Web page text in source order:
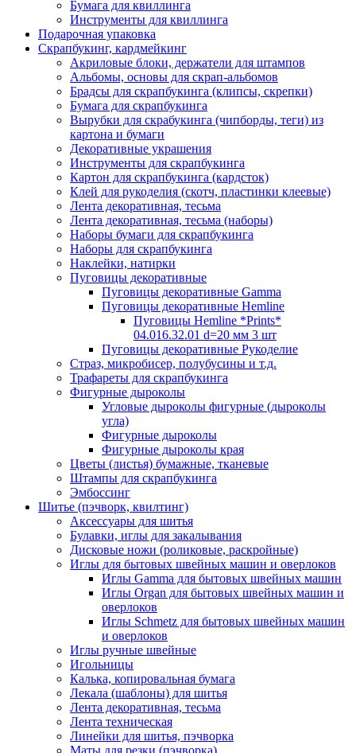
Бумага для квиллинга
Инструменты для квиллинга
Подарочная упаковка
Скрапбукинг, кардмейкинг
Акриловые блоки, держатели для штампов
Альбомы, основы для скрап-альбомов
Брадсы для скрапбукинга (клипсы, скрепки)
Бумага для скрапбукинга
Вырубки для скрабукинга (чипборды, теги) из
картона и бумаги
Декоративные украшения
Инструменты для скрапбукинга
Картон для скрапбукинга (кардсток)
Клей для рукоделия (скотч, пластинки клеевые)
Лента декоративная, тесьма
Лента декоративная, тесьма (наборы)
Наборы бумаги для скрапбукинга
Наборы для скрапбукинга
Наклейки, натирки
Пуговицы декоративные
Пуговицы декоративные Gamma
Пуговицы декоративные Hemline
Пуговицы Hemline *Prints*
04.016.32.01 d=20 мм 3 шт
Пуговицы декоративные Рукоделие
Страз, микробисер, полубусины и т.д.
Трафареты для скрапбукинга
Фигурные дыроколы
Угловые дыроколы фигурные (дыроколы
угла)
Фигурные дыроколы
Фигурные дыроколы края
Цветы (листья) бумажные, тканевые
Штампы для скрапбукинга
Эмбоссинг
Шитье (пэчворк, квилтинг)
Аксессуары для шитья
Булавки, иглы для закалывания
Дисковые ножи (роликовые, раскройные)
Иглы для бытовых швейных машин и оверлоков
Иглы Gamma для бытовых швейных машин
Иглы Organ для бытовых швейных машин и
оверлоков
Иглы Schmetz для бытовых швейных машин
и оверлоков
Иглы ручные швейные
Игольницы
Калька, копировальная бумага
Лекала (шаблоны) для шитья
Лента декоративная, тесьма
Лента техническая
Линейки для шитья, пэчворка
Маты для резки (пэчворка)